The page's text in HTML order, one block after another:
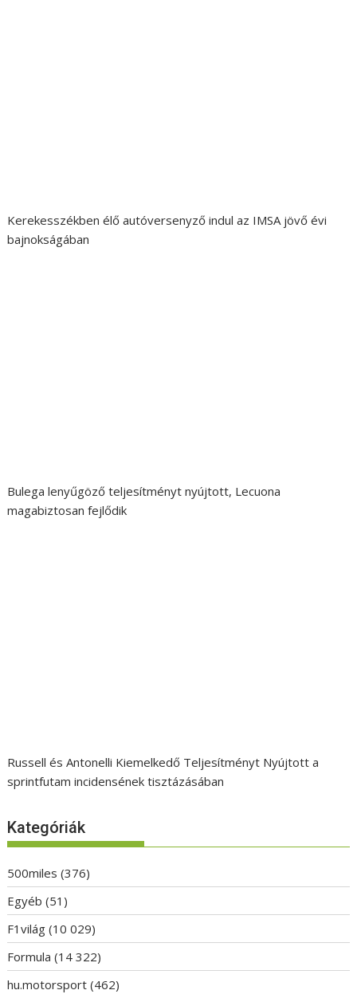
Kerekesszékben élő autóversenyző indul az IMSA jövő évi
bajnokságában
Bulega lenyűgöző teljesítményt nyújtott, Lecuona
magabiztosan fejlődik
Russell és Antonelli Kiemelkedő Teljesítményt Nyújtott a
sprintfutam incidensének tisztázásában
Kategóriák
500miles (376)
Egyéb (51)
F1világ (10 029)
Formula (14 322)
hu.motorsport (462)